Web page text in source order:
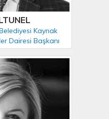
Kaynak
Dairesi Başkanı